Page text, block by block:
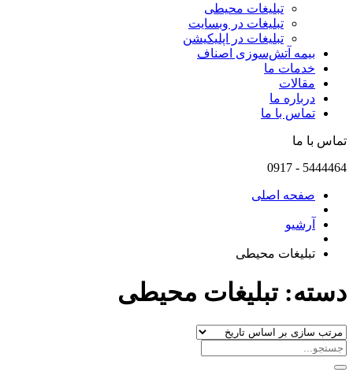
تبلیغات محیطی
تبلیغات در وبسایت
تبلیغات در اپلیکیشن
بیمه آتش‌سوزی اصناف
خدمات ما
مقالات
درباره ما
تماس با ما
تماس با ما
5444464
-
0917
صفحه اصلی
آرشیو
تبلیغات محیطی
دسته:تبلیغات محیطی